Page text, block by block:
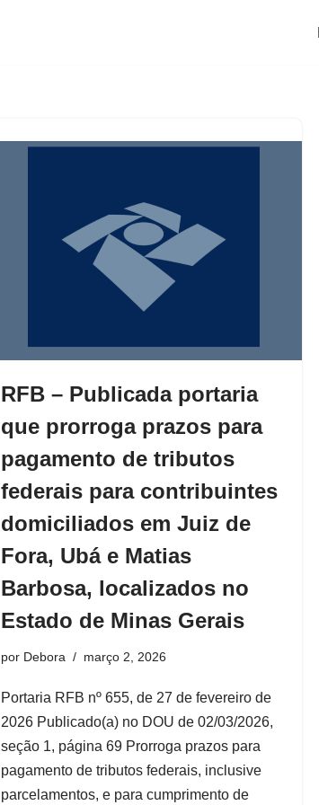
RFB – Publicada portaria
que prorroga prazos para
pagamento de tributos
federais para contribuintes
domiciliados em Juiz de
Fora, Ubá e Matias
Barbosa, localizados no
Estado de Minas Gerais
por Debora março 2, 2026
Portaria RFB nº 655, de 27 de fevereiro de
2026 Publicado(a) no DOU de 02/03/2026,
seção 1, página 69 Prorroga prazos para
pagamento de tributos federais, inclusive
parcelamentos, e para cumprimento de